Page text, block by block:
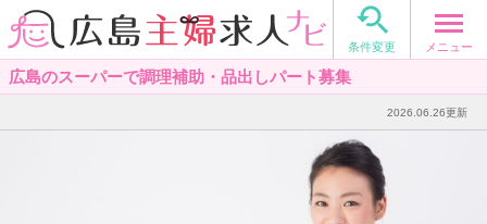

条件変更 メニュー
広島のスーパーで調理補助・品出しパート募集
2026.06.26更新